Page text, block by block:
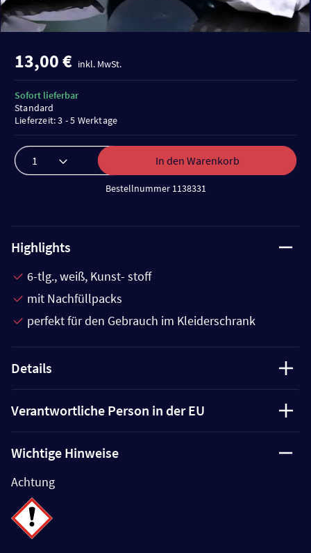
13,00 € inkl. MwSt.
In den Warenkorb
Bestellnummer 1138331
Sofort lieferbar
Standard
Lieferzeit: 3 - 5 Werktage
Highlights
6-tlg., weiß, Kunst- stoff
mit Nachfüllpacks
perfekt für den Gebrauch im Kleiderschrank
Details
Verantwortliche Person in der EU
Wichtige Hinweise
Achtung